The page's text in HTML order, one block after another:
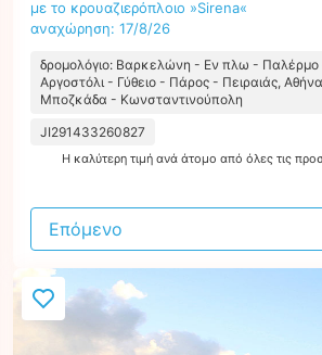
με το κρουαζιερόπλοιο »Sirena«
αναχώρηση: 17/8/26
δρομολόγιο: Βαρκελώνη - Εν πλω -
Αργοστόλι - Γύθειο - Πάρος - Πειραιάς,
Μποζκάδα - Κωνσταντινούπολη
JI291433260827
Η καλύτερη τιμή ανά άτομο από όλες τις
Επόμενο